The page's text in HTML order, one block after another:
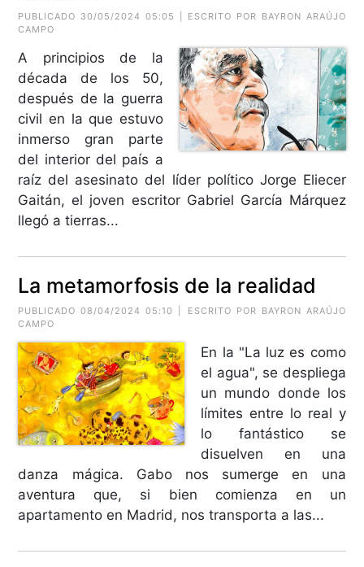
PUBLICADO 30/05/2024 05:05 | ESCRITO POR BAYRON ARAÚJO
CAMPO
A principios de la
década de los 50,
después de la guerra
civil en la que estuvo
inmerso gran parte
del interior del país a
raíz del asesinato del líder político Jorge Eliecer
Gaitán, el joven escritor Gabriel García Márquez
llegó a tierras...
La metamorfosis de la realidad
PUBLICADO 08/04/2024 05:10 | ESCRITO POR BAYRON ARAÚJO
CAMPO
En la "La luz es como
el agua", se despliega
un mundo donde los
límites entre lo real y
lo fantástico se
disuelven en una
danza mágica. Gabo nos sumerge en una
aventura que, si bien comienza en un
apartamento en Madrid, nos transporta a las...